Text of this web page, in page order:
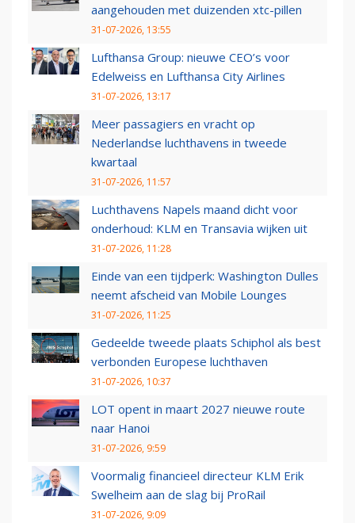
aangehouden met duizenden xtc-pillen
31-07-2026, 13:55
Lufthansa Group: nieuwe CEO’s voor
Edelweiss en Lufthansa City Airlines
31-07-2026, 13:17
Meer passagiers en vracht op
Nederlandse luchthavens in tweede
kwartaal
31-07-2026, 11:57
Luchthavens Napels maand dicht voor
onderhoud: KLM en Transavia wijken uit
31-07-2026, 11:28
Einde van een tijdperk: Washington Dulles
neemt afscheid van Mobile Lounges
31-07-2026, 11:25
Gedeelde tweede plaats Schiphol als best
verbonden Europese luchthaven
31-07-2026, 10:37
LOT opent in maart 2027 nieuwe route
naar Hanoi
31-07-2026, 9:59
Voormalig financieel directeur KLM Erik
Swelheim aan de slag bij ProRail
31-07-2026, 9:09